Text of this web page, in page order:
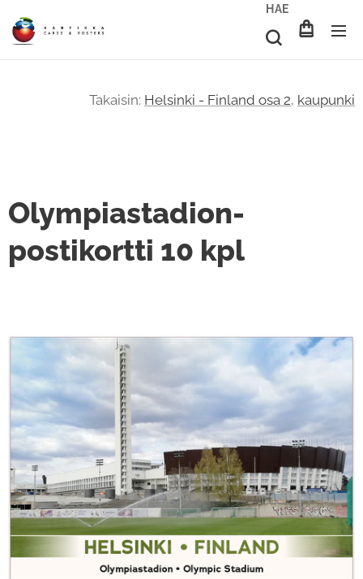
HAE
Takaisin: Helsinki - Finland osa 2, kaupunki
Olympiastadion-
postikortti 10 kpl